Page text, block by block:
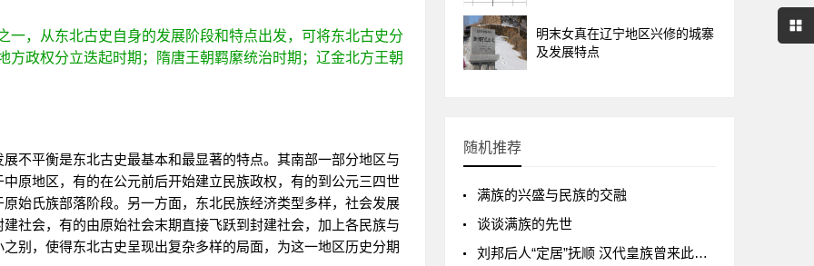
从东北古史自身的发展阶段和特点出发，可将东北古史分
政权分立迭起时期；隋唐王朝羁縻统治时期；辽金北方王朝
平衡是东北古史最基本和最显著的特点。其南部一部分地区与
原地区，有的在公元前后开始建立民族政权，有的到公元三四世
始氏族部落阶段。另一方面，东北民族经济类型多样，社会发展
社会，有的由原始社会末期直接飞跃到封建社会，加上各民族与
别，使得东北古史呈现出复杂多样的局面，为这一地区历史分期
明末女真在辽宁地区兴修的城寨
及发展特点
随机推荐
满族的兴盛与民族的交融
谈谈满族的先世
刘邦后人“定居”抚顺 汉代皇族曾来此督修长城